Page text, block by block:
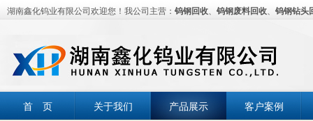
湖南鑫化钨业有限公司欢迎您！我公司主营： 钨钢回收、 钨钢废料回收、 钨钢钻头
首 页 关于我们 产品展示 客户案例